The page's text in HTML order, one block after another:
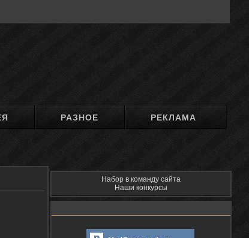
РАЗНОЕ РЕКЛАМА
Набор в команду сайта
Наши конкурсы